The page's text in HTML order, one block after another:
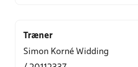
Træner
Simon Korné Widding